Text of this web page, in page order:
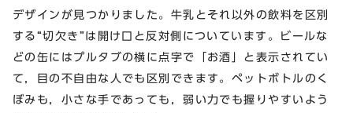
デザインが見つかりました。牛乳とそれ以外の飲料を区別
する“切欠き”は開け口と反対側についています。ビールな
どの缶にはプルタブの横に点字で「お酒」と表示されてい
て，目の不自由な人でも区別できます。ペットボトルのく
ぼみも，小さな手であっても，弱い力でも握りやすいよう